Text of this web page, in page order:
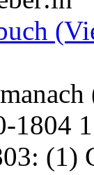
1804
(1)